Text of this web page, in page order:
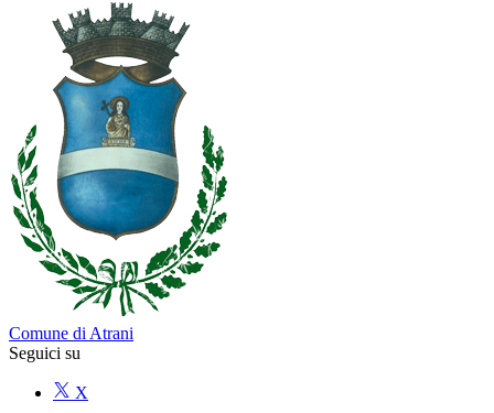
Comune di Atrani
Seguici su
X